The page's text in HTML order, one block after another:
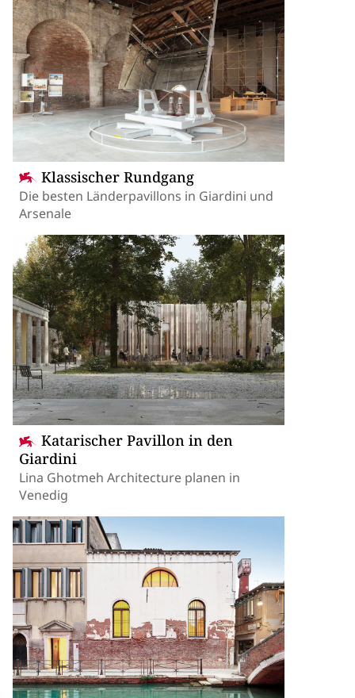
Klassischer Rundgang
Die besten Länderpavillons in Giardini und
Arsenale
Katarischer Pavillon in den
Giardini
Lina Ghotmeh Architecture planen in
Venedig